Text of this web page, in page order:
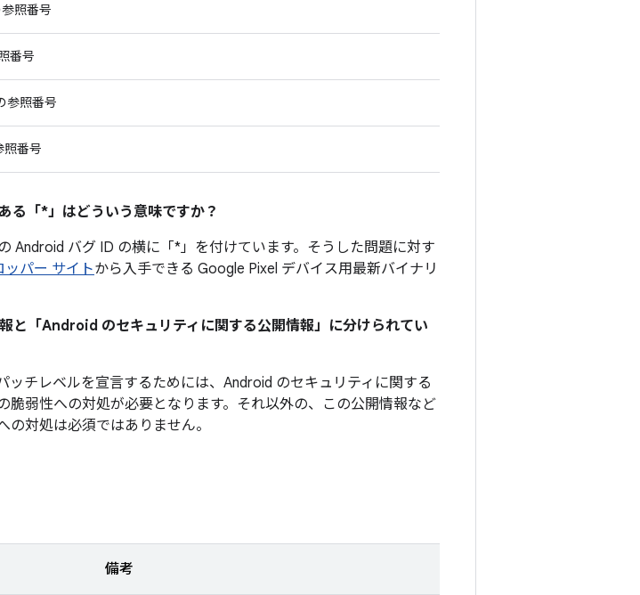
照番号
番号
参照番号
照番号
る「*」はどういう意味ですか？
Android バグ ID の横に「*」を付けています。そうした問題に対す
パー サイトから入手できる Google Pixel デバイス用最新バイナリ
と「Android のセキュリティに関する公開情報」に分けられてい
ッチレベルを宣言するためには、Android のセキュリティに関する
脆弱性への対処が必要となります。それ以外の、この公開情報など
対処は必須ではありません。
備考